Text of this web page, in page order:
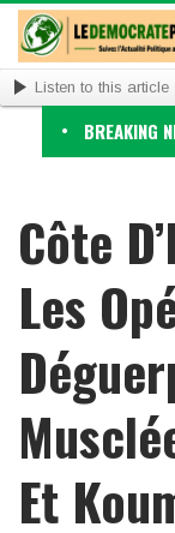
Listen to this article
BREAKING
Côte
Les
Et